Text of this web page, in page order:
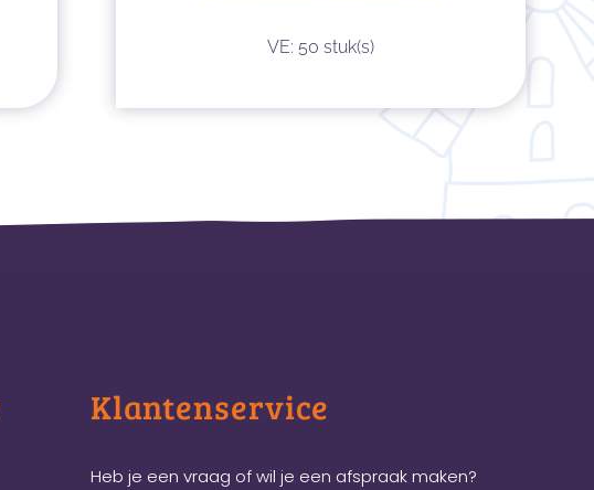
VE: 50 stuk(s)
Klantenservice
Heb je een vraag of wil je een afspraak maken?